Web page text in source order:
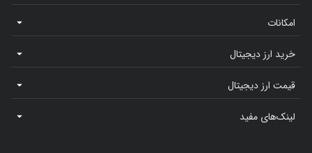
امکانات
خرید ارز دیجیتال
قیمت ارز دیجیتال
لینک‌های مفید